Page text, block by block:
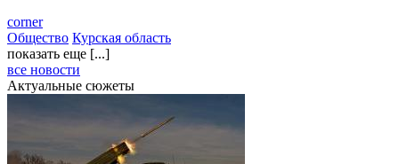
corner
Общество Курская область
показать еще [...]
все новости
Актуальные сюжеты